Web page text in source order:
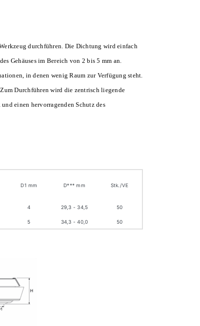
durchführen. Die Dichtung wird einfach
Gehäuses im Bereich von 2 bis 5 mm an.
in denen wenig Raum zur Verfügung steht.
Durchführen wird die zentrisch liegende
einen hervorragenden Schutz des
D1 mm D*** mm Stk./VE
4 29,3 - 34,5 50
5 34,3 - 40,0 50